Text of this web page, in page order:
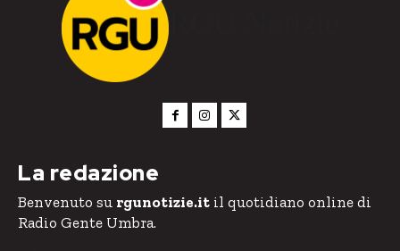
RGU Notizie
La redazione
Benvenuto su rgunotizie.it il quotidiano online di
Radio Gente Umbra.